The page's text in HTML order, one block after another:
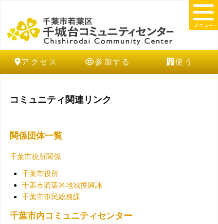
アクセス 参加する 使う
メニュー
コミュニティ関連リンク
関係団体一覧
千葉市役所関係
千葉市役所
千葉市若葉区地域振興課
千葉市市民総務課
千葉市内コミュニティセンター